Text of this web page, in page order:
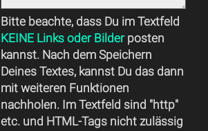
Bitte beachte, dass Du im Textfeld
KEINE Links oder Bilderposten
kannst. Nach dem Speichern
Deines Textes, kannst Du das dann
mit weiteren Funktionen
nachholen. Im Textfeld sind "http"
etc. und HTML-Tags nicht zulässig